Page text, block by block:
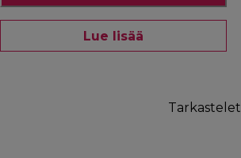
Lue lisää
Tarkastelet